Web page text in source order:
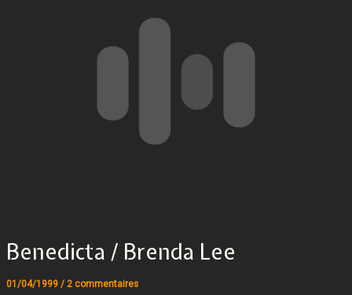
Benedicta / Brenda Lee
01/04/1999 / 2 commentaires